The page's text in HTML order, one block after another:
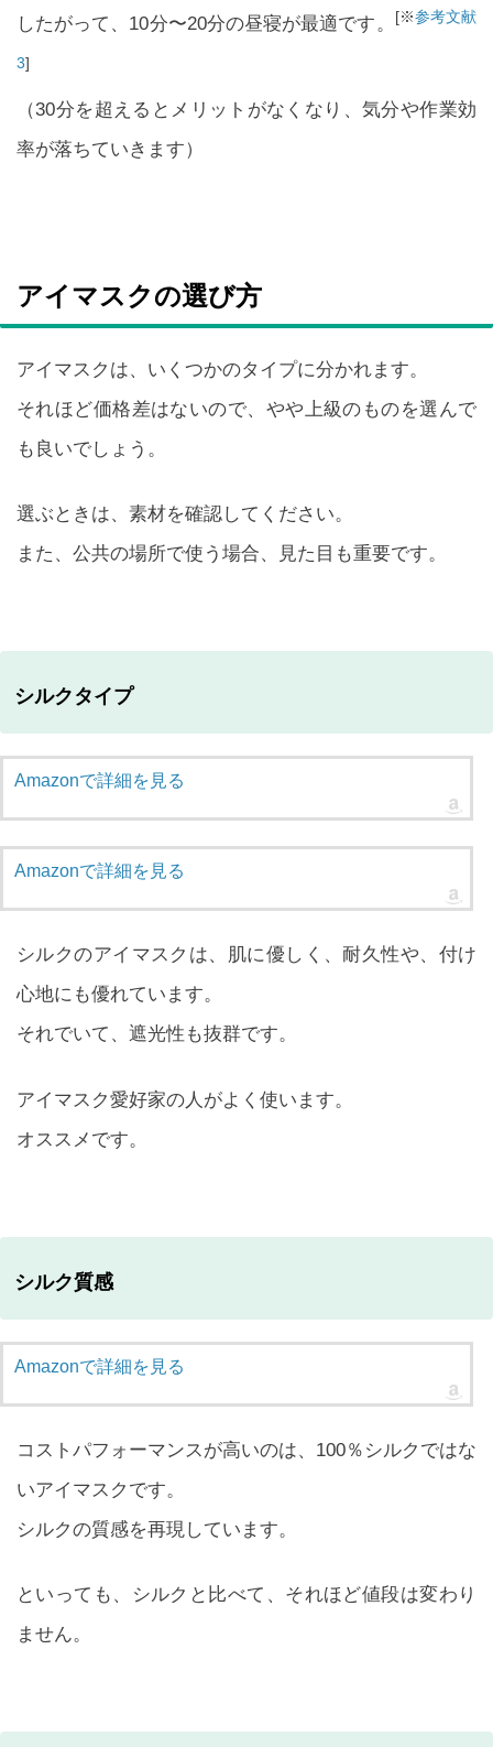
したがって、10分〜20分の昼寝が最適です。 [※参考文献
3]
（30分を超えるとメリットがなくなり、気分や作業効
率が落ちていきます）
アイマスクの選び方
アイマスクは、いくつかのタイプに分かれます。
それほど価格差はないので、やや上級のものを選んで
も良いでしょう。
選ぶときは、素材を確認してください。
また、公共の場所で使う場合、見た目も重要です。
シルクタイプ
Amazonで詳細を見る
Amazonで詳細を見る
シルクのアイマスクは、肌に優しく、耐久性や、付け
心地にも優れています。
それでいて、遮光性も抜群です。
アイマスク愛好家の人がよく使います。
オススメです。
シルク質感
Amazonで詳細を見る
コストパフォーマンスが高いのは、100％シルクではな
いアイマスクです。
シルクの質感を再現しています。
といっても、シルクと比べて、それほど値段は変わり
ません。